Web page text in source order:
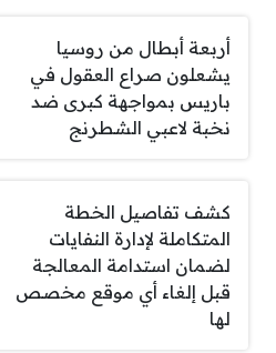
أربعة أبطال من روسيا
يشعلون صراع العقول في
باريس بمواجهة كبرى ضد
نخبة لاعبي الشطرنج
كشف تفاصيل الخطة
المتكاملة لإدارة النفايات
لضمان استدامة المعالجة
قبل إلغاء أي موقع مخصص
لها